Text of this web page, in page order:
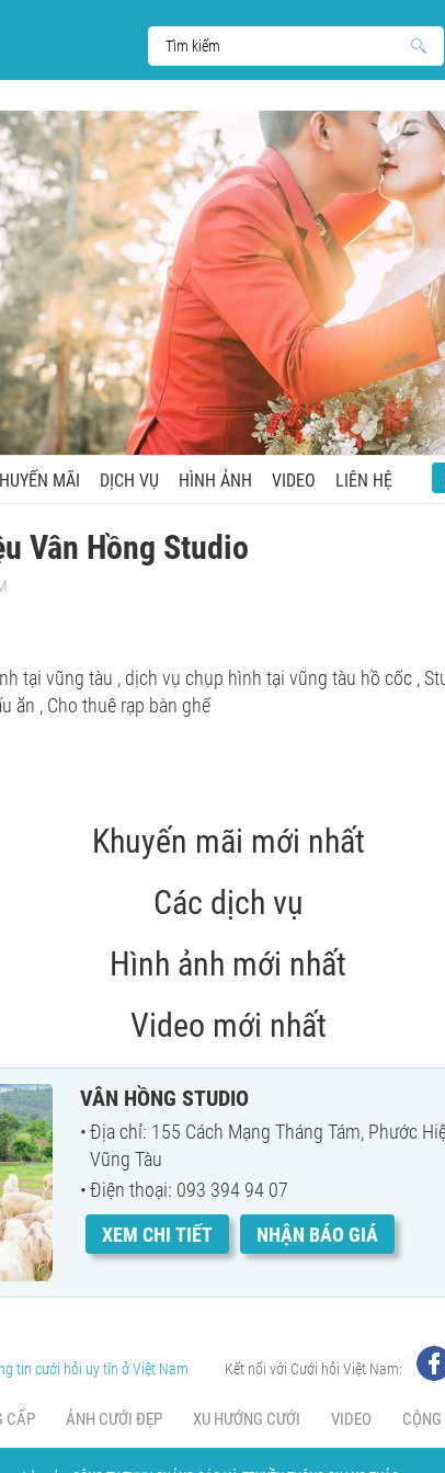
MÃI DỊCH VỤ HÌNH ẢNH VIDEO LIÊN HỆ
Vân Hồng Studio
tại vũng tàu , dịch vụ chụp hình tại vũng tàu hồ cốc ,
ăn , Cho thuê rạp bàn ghế
Khuyến mãi mới nhất
Các dịch vụ
Hình ảnh mới nhất
Video mới nhất
VÂN HỒNG STUDIO
Địa chỉ: 155 Cách Mạng Tháng Tám, Phước
Vũng Tàu
Điện thoại: 093 394 94 07
XEM CHI TIẾT
NHẬN BÁO GIÁ
tin cưới hỏi uy tín ở Việt Nam Kết nối với Cưới hỏi Việt Nam:
CẤP ẢNH CƯỚI ĐẸP XU HƯỚNG CƯỚI VIDEO